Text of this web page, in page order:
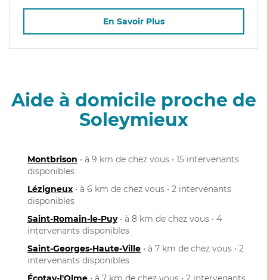
En Savoir Plus
Aide à domicile proche de
Soleymieux
Montbrison • à 9 km de chez vous • 15 intervenants
disponibles
Lézigneux • à 6 km de chez vous • 2 intervenants
disponibles
Saint-Romain-le-Puy• à 8 km de chez vous • 4
intervenants disponibles
Saint-Georges-Haute-Ville • à 7 km de chez vous • 2
intervenants disponibles